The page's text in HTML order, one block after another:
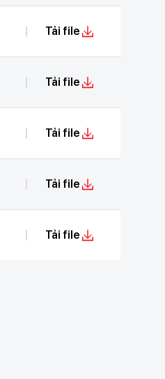
Tải file
Tải file
Tải file
Tải file
Tải file